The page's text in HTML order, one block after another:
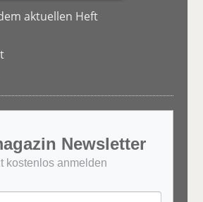
aktuellen Heft
Newsletter
kostenlos anmelden